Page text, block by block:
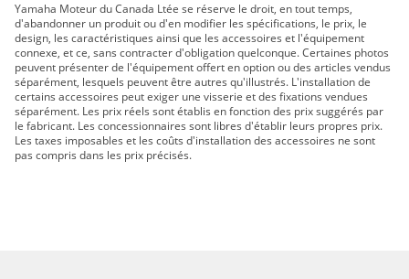
Yamaha Moteur du Canada Ltée se réserve le droit, en tout temps,
d'abandonner un produit ou d'en modifier les spécifications, le prix, le
design, les caractéristiques ainsi que les accessoires et l'équipement
connexe, et ce, sans contracter d'obligation quelconque. Certaines photos
peuvent présenter de l'équipement offert en option ou des articles vendus
séparément, lesquels peuvent être autres qu'illustrés. L'installation de
certains accessoires peut exiger une visserie et des fixations vendues
séparément. Les prix réels sont établis en fonction des prix suggérés par
le fabricant. Les concessionnaires sont libres d'établir leurs propres prix.
Les taxes imposables et les coûts d'installation des accessoires ne sont
pas compris dans les prix précisés.